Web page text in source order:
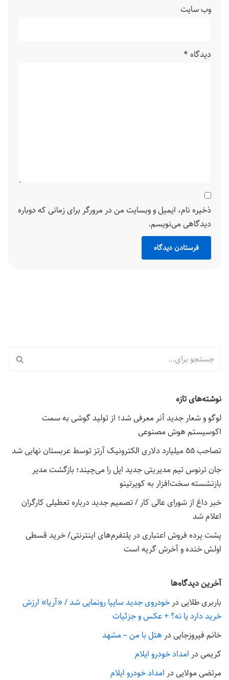
وب‌ سایت
دیدگاه *
ذخیره نام، ایمیل و وبسایت من در مرورگر برای زمانی که دوباره
دیدگاهی می‌نویسم.
نوشته‌های تازه
لوگو و شعار جدید آنر معرفی شد؛ از تولید گوشی به سمت
اکوسیستم هوش مصنوعی
تصاحب ۵۵ میلیارد دلاری الکترونیک آرتز توسط عربستان نهایی شد
جان ترنوس تیم مدیریتی جدید اپل را می‌چیند؛ بازگشت مدیر
بازنشسته سخت‌افزار به کوپرتینو
خبر داغ از شورای عالی کار / تصمیم جدید درباره تعطیلی کارگران
اعلام شد
پشت پرده فروش اعتباری در پلتفرم‌های اینترنتی/ خرید قسطی
اولش خنده و آخرش گریه است
آخرین دیدگاه‌ها
باربری طلایی در خودروی جدید سایپا رونمایی شد / «آریا» ارزش
خرید دارد یا نه؟ + عکس و جزئیات
خانم فیروزجایی در هتل با من – مشهد
کریمی در امداد خودرو ایلام
مرتضی مولایی در امداد خودرو ایلام